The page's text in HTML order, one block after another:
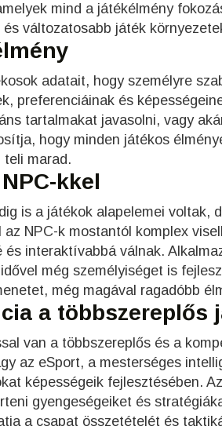
mind a játékélmény
változatosabb játék
adatait, hogy személyre
preferenciáinak és
tartalmakat javasolni, vagy
hogy minden játékos
teli marad.
kkel
is a játékok alapelemei voltak,
NPC-k mostantól komplex
interaktívabbá válnak.
még személyiséget is
még magával ragadóbb
a többszereplős
van a többszereplős és a
az eSport, a mesterséges
képességeik fejlesztésében.
gyengeségeiket és
a csapat összetételét és